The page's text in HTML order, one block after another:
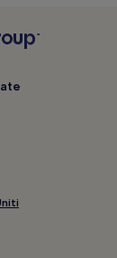
hotel a 3 stelle
hotel
dei Marmi:
Viareggio: hotel
dei Marmi:
Hotel con
Hotel
hotel